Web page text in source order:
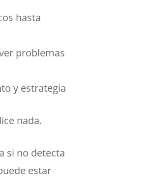
hasta
problemas
y estrategia
nada.
si no detecta
estar